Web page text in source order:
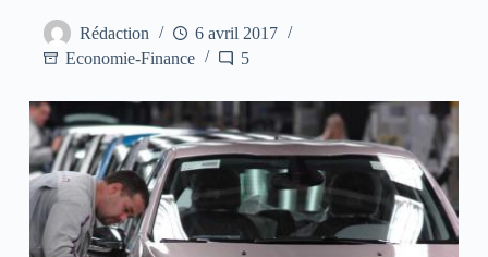
Rédaction
6 avril 2017
Economie-Finance
5